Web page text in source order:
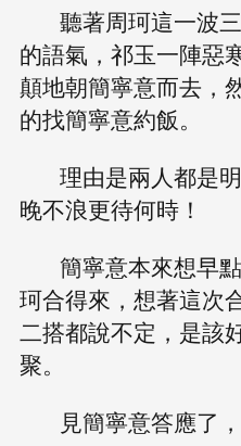
聽著周珂這一波
的語氣，祁玉一陣惡
顛地朝簡寧意而去，
的找簡寧意約飯。
理由是兩人都是
晚不浪更待何時！
簡寧意本來想早
珂合得來，想著這次
二搭都說不定，是該
聚。
見簡寧意答應了